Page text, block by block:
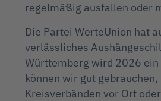
regelmäßig ausfallen oder
Die Partei WerteUnion hat
verlässliches
Württemberg wird 2026 ein
können wir gut
Kreisverbänden vor Ort